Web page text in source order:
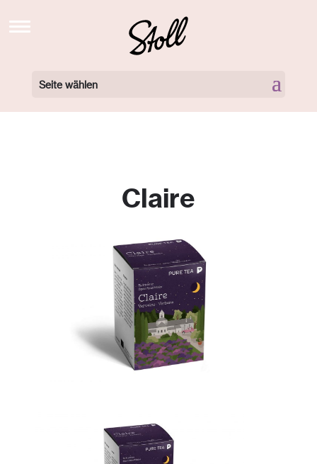
Seite wählen
Claire
STOLL’S BREW SCHOOL TV
360 GRAD TOUR